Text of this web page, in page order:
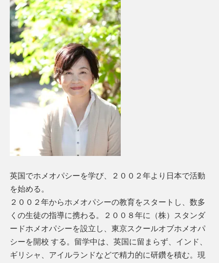
英国でホメオパシーを学び、２００２年より日本で活動
を始める。
２００２年からホメオパシーの教育をスタートし、数多
くの生徒の指導に携わる。２００８年に（株）スタンダ
ードホメオパシーを設立し、東京スクールオブホメオパ
シーを開校 する。留学中は、英国に留まらず、インド、
ギリシャ、アイルランドなどで精力的に研鑽を積む。現